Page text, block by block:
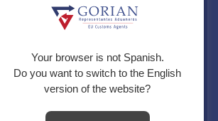
Utilizamos cookies propias para el
correcto funcionamiento de la
servicios, y de terceros para
analizar el tráfico en nuestra
página web. Si continua
navegando, consideramos que
Your browser is not Spanish.
Do you want to switch to the English
version of the website?